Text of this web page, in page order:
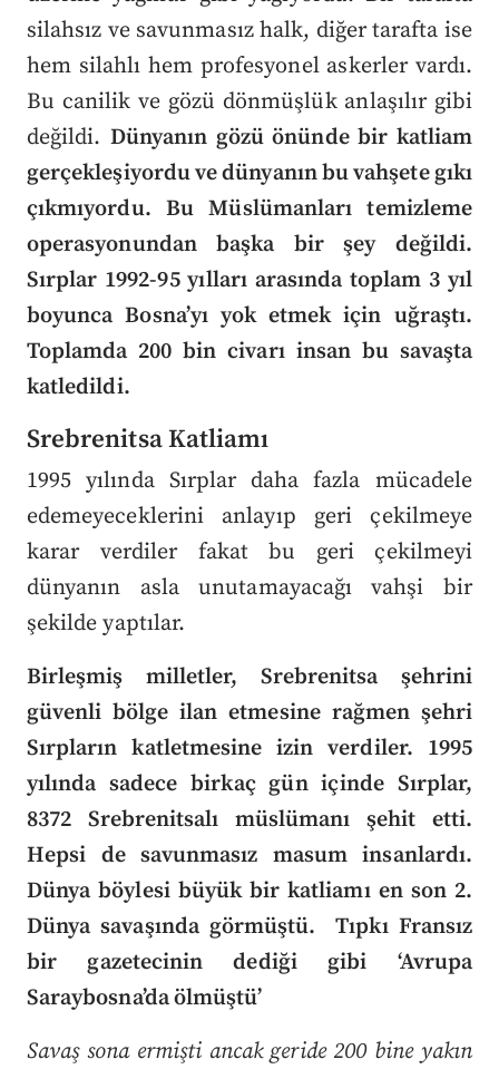
silahsız ve savunmasız halk, diğer tarafta ise
hem silahlı hem profesyonel askerler vardı.
Bu canilik ve gözü dönmüşlük anlaşılır gibi
değildi. Dünyanın gözü önünde bir katliam
gerçekleşiyordu ve dünyanın bu vahşete gıkı
çıkmıyordu. Bu Müslümanları temizleme
operasyonundan başka bir şey değildi.
Sırplar 1992-95 yılları arasında toplam 3 yıl
boyunca Bosna’yı yok etmek için uğraştı.
Toplamda 200 bin civarı insan bu savaşta
katledildi.
Srebrenitsa Katliamı
1995 yılında Sırplar daha fazla mücadele
edemeyeceklerini anlayıp geri çekilmeye
karar verdiler fakat bu geri çekilmeyi
dünyanın asla unutamayacağı vahşi bir
şekilde yaptılar.
Birleşmiş milletler, Srebrenitsa şehrini
güvenli bölge ilan etmesine rağmen şehri
Sırpların katletmesine izin verdiler. 1995
yılında sadece birkaç gün içinde Sırplar,
8372 Srebrenitsalı müslümanı şehit etti.
Hepsi de savunmasız masum insanlardı.
Dünya böylesi büyük bir katliamı en son 2.
Dünya savaşında görmüştü. Tıpkı Fransız
bir gazetecinin dediği gibi ‘Avrupa
Saraybosna’da ölmüştü’
Savaş sona ermişti ancak geride 200 bine yakın